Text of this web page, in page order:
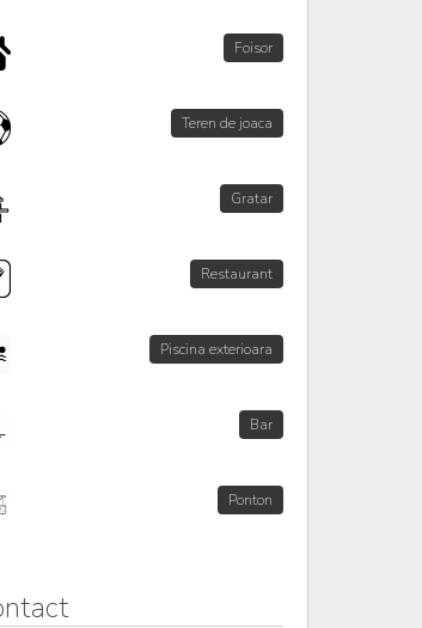
Foisor
Teren de joaca
Gratar
Restaurant
Piscina exterioara
Bar
Ponton